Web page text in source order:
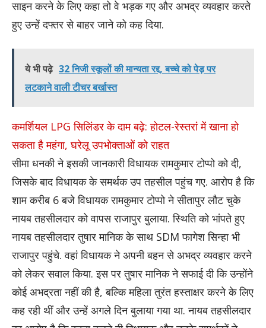
साइन करने के लिए कहा तो वे भड़क गए और अभद्र व्यवहार करते
हुए उन्हें दफ्तर से बाहर जाने को कह दिया.
ये भी पढ़े 32 निजी स्कूलों की मान्यता रद्द, बच्चे को पेड़ पर
लटकाने वाली टीचर बर्खास्त
कमर्शियल LPG सिलिंडर के दाम बढ़े: होटल-रेस्तरां में खाना हो
सकता है महंगा, घरेलू उपभोक्ताओं को राहत
सीमा धनकी ने इसकी जानकारी विधायक रामकुमार टोप्पो को दी,
जिसके बाद विधायक के समर्थक उप तहसील पहुंच गए. आरोप है कि
शाम करीब 6 बजे विधायक रामकुमार टोप्पो ने सीतापुर लौट चुके
नायब तहसीलदार को वापस राजापुर बुलाया. स्थिति को भांपते हुए
नायब तहसीलदार तुषार मानिक के साथ SDM फागेश सिन्हा भी
राजापुर पहुंचे. वहां विधायक ने अपनी बहन से अभद्र व्यवहार करने
को लेकर सवाल किया. इस पर तुषार मानिक ने सफाई दी कि उन्होंने
कोई अभद्रता नहीं की है, बल्कि महिला तुरंत हस्ताक्षर करने के लिए
कह रही थीं और उन्हें अगले दिन बुलाया गया था. नायब तहसीलदार